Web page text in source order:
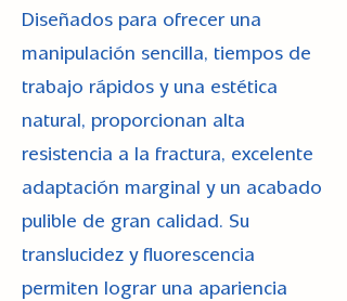
Diseñados para ofrecer una
manipulación sencilla, tiempos de
trabajo rápidos y una estética
natural, proporcionan alta
resistencia a la fractura, excelente
adaptación marginal y un acabado
pulible de gran calidad. Su
translucidez y fluorescencia
permiten lograr una apariencia